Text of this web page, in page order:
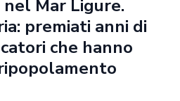
Mar Ligure.
premiati anni di
che hanno